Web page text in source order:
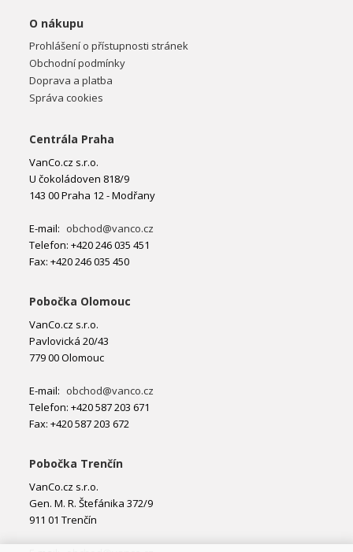
O nákupu
Prohlášení o přístupnosti stránek
Obchodní podmínky
Doprava a platba
Správa cookies
Centrála Praha
VanCo.cz s.r.o.
U čokoládoven 818/9
143 00 Praha 12 - Modřany
E-mail: obchod@vanco.cz
Telefon: +420 246 035 451
Fax: +420 246 035 450
Pobočka Olomouc
VanCo.cz s.r.o.
Pavlovická 20/43
779 00 Olomouc
E-mail: obchod@vanco.cz
Telefon: +420 587 203 671
Fax: +420 587 203 672
Pobočka Trenčín
VanCo.cz s.r.o.
Gen. M. R. Štefánika 372/9
911 01 Trenčín